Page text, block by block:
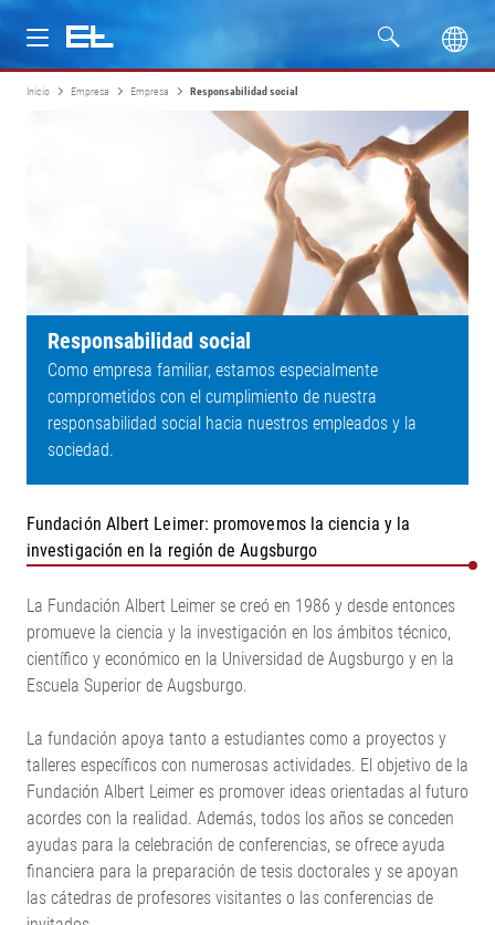
Productos
Inicio Empresa Empresa Responsabilidad social
Responsabilidad social
Como empresa familiar, estamos especialmente
comprometidos con el cumplimiento de nuestra
responsabilidad social hacia nuestros empleados y la
sociedad.
Fundación Albert Leimer: promovemos la ciencia y la
investigación en la región de Augsburgo
La Fundación Albert Leimer se creó en 1986 y desde entonces
promueve la ciencia y la investigación en los ámbitos técnico,
científico y económico en la Universidad de Augsburgo y en la
Escuela Superior de Augsburgo.
La fundación apoya tanto a estudiantes como a proyectos y
talleres específicos con numerosas actividades. El objetivo de la
Fundación Albert Leimer es promover ideas orientadas al futuro
acordes con la realidad. Además, todos los años se conceden
ayudas para la celebración de conferencias, se ofrece ayuda
financiera para la preparación de tesis doctorales y se apoyan
las cátedras de profesores visitantes o las conferencias de